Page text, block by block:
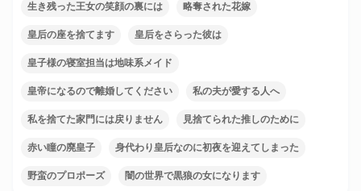
生き残った王女の笑顔の裏には 略奪された花嫁
皇后の座を捨てます 皇后をさらった彼は
皇子様の寝室担当は地味系メイド
皇帝になるので離婚してください 私の夫が愛する人へ
私を捨てた家門には戻りません 見捨てられた推しのために
赤い瞳の廃皇子 身代わり皇后なのに初夜を迎えてしまった
野蛮のプロポーズ 闇の世界で黒狼の女になります